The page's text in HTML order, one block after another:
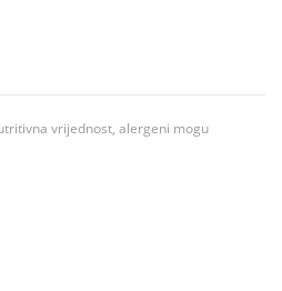
vrijednost, alergeni mogu